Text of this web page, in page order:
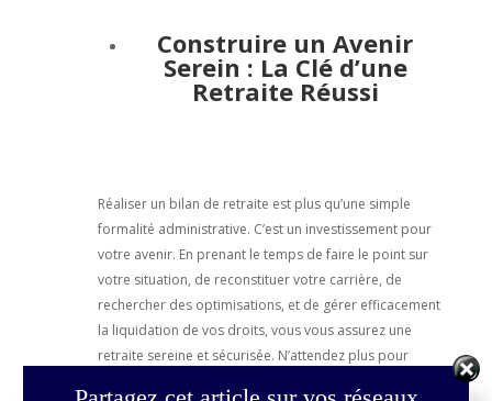
Construire un Avenir
Serein : La Clé d’une
Retraite Réussi
Réaliser un bilan de retraite est plus qu’une simple
formalité administrative. C’est un investissement pour
votre avenir. En prenant le temps de faire le point sur
votre situation, de reconstituer votre carrière, de
rechercher des optimisations, et de gérer efficacement
la liquidation de vos droits, vous vous assurez une
retraite sereine et sécurisée. N’attendez plus pour